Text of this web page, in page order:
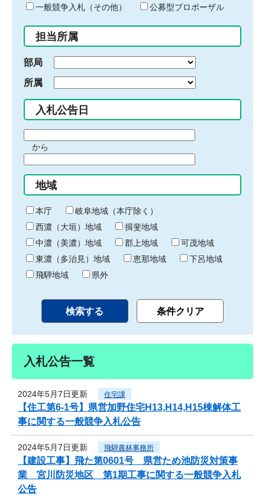
ド
入
力
一般競争入札（その他）
公募型プロポーザル
担当所属
部局
所属
入札公告日
間
始
り
から
間
終
わ
り
地域
本庁
岐阜地域（本庁除く）
西濃（大垣）地域
揖斐地域
中濃（美濃）地域
郡上地域
可茂地域
東濃（多治見）地域
恵那地域
下呂地域
飛騨地域
県外
入札公告一覧
2024年5月7日更新 住宅課
【住工第6-1号】県営加野住宅H13,H14,H15棟解体工
事に関する一般競争入札公告
2024年5月7日更新 飛騨農林事務所
【建設工事】飛た第0601号 県営ため池防災対策事
業 宮川防災地区 第1期工事に関する一般競争入札
公告